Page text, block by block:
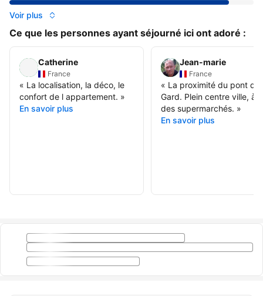
Voir plus
Ce que les personnes ayant séjourné ici ont adoré :
Catherine
France
« La localisation, la déco, le
confort de l appartement. »
En savoir plus
Jean-marie
France
« La proximité du pont du
Gard. Plein centre ville, à
des supermarchés. »
En savoir plus